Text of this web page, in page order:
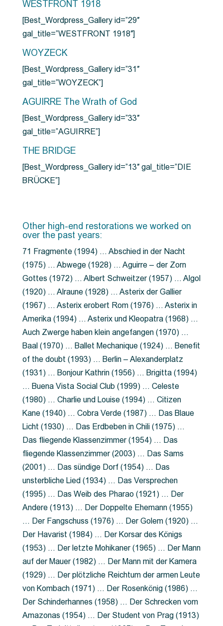
WESTFRONT 1918
[Best_Wordpress_Gallery id=”29″
gal_title=”WESTFRONT 1918″]
WOYZECK
[Best_Wordpress_Gallery id=”31″
gal_title=”WOYZECK”]
AGUIRRE The Wrath of God
[Best_Wordpress_Gallery id=”33″
gal_title=”AGUIRRE”]
THE BRIDGE
[Best_Wordpress_Gallery id=”13″ gal_title=”DIE
BRÜCKE”]
Other high-end restorations we worked on
over the past years:
71 Fragmente (1994) … Abschied in der Nacht
(1975) … Abwege (1928) … Aguirre – der Zorn
Gottes (1972) … Albert Schweitzer (1957) … Algol
(1920) … Alraune (1928) … Asterix der Gallier
(1967) … Asterix erobert Rom (1976) … Asterix in
Amerika (1994) … Asterix und Kleopatra (1968) …
Auch Zwerge haben klein angefangen (1970) …
Baal (1970) … Ballet Mechanique (1924) … Benefit
of the doubt (1993) … Berlin – Alexanderplatz
(1931) … Bonjour Kathrin (1956) … Brigitta (1994)
… Buena Vista Social Club (1999) … Celeste
(1980) … Charlie und Louise (1994) … Citizen
Kane (1940) … Cobra Verde (1987) … Das Blaue
Licht (1930) … Das Erdbeben in Chili (1975) …
Das fliegende Klassenzimmer (1954) … Das
fliegende Klassenzimmer (2003) … Das Sams
(2001) … Das sündige Dorf (1954) … Das
unsterbliche Lied (1934) … Das Versprechen
(1995) … Das Weib des Pharao (1921) … Der
Andere (1913) … Der Doppelte Ehemann (1955)
… Der Fangschuss (1976) … Der Golem (1920) …
Der Havarist (1984) … Der Korsar des Königs
(1953) … Der letzte Mohikaner (1965) … Der Mann
auf der Mauer (1982) … Der Mann mit der Kamera
(1929) … Der plötzliche Reichtum der armen Leute
von Kombach (1971) … Der Rosenkönig (1986) …
Der Schinderhannes (1958) … Der Schrecken vom
Amazonas (1954) … Der Student von Prag (1913)